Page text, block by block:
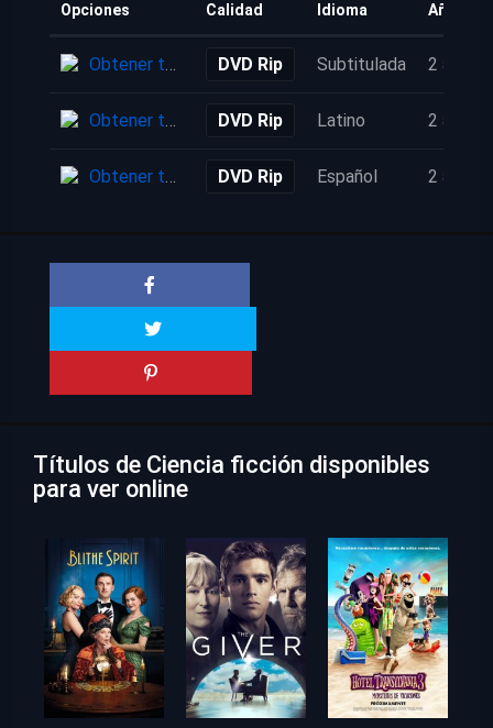
Opciones Calidad Idioma Añadido
Obtener torrent DVD Rip Subtitulada 2 años
Obtener torrent DVD Rip Latino 2 años
Obtener torrent DVD Rip Español 2 años
Títulos de Ciencia ficción disponibles
para ver online